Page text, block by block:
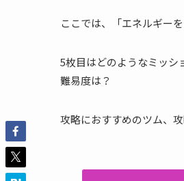
ここでは、「エネルギー
5枚目はどのようなミッシ
難易度は？
攻略におすすめのツム、